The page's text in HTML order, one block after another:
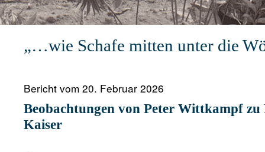
1 2 3 4 5 6
„…wie Schafe mitten unter die
Bericht vom 20. Februar 2026
Beobachtungen von Peter Wittkampf zu
Kaiser